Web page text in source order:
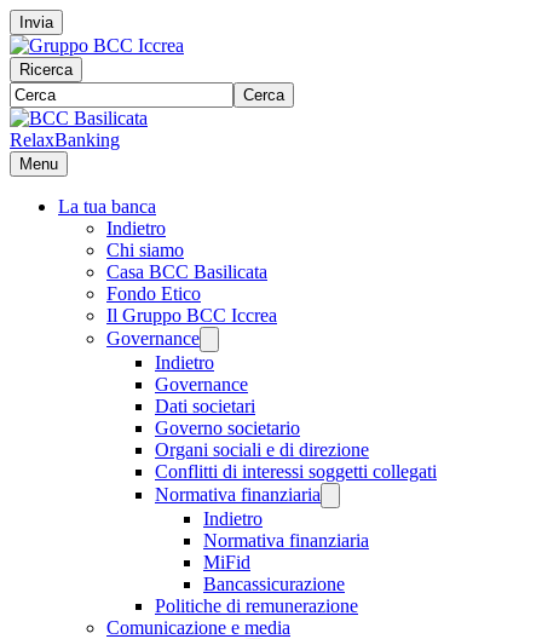
Invia
Ricerca
Cerca
RelaxBanking
Menu
La tua banca
Indietro
Chi siamo
Casa BCC Basilicata
Fondo Etico
Il Gruppo BCC Iccrea
Governance
Indietro
Governance
Dati societari
Governo societario
Organi sociali e di direzione
Conflitti di interessi soggetti collegati
Normativa finanziaria
Indietro
Normativa finanziaria
MiFid
Bancassicurazione
Politiche di remunerazione
Comunicazione e media